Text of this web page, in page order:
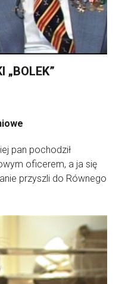
„BOLEK”
pan pochodził
oficerem, a ja się
przyszli do Równego